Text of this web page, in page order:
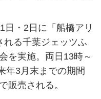
・2日に「船橋アリ
れる千葉ジェッツふ
を実施。両日13時～
年3月末までの期間
販売される。